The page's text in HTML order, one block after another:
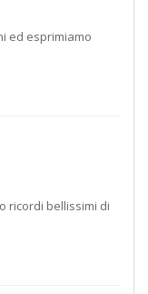
ed esprimiamo
ricordi bellissimi di